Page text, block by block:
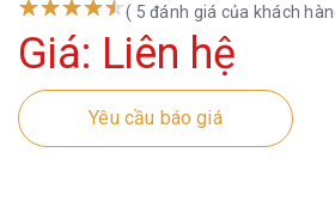
( 5 đánh giá của khách
Giá: Liên hệ
Yêu cầu báo giá